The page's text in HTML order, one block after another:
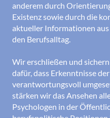
anderem durch
Existenz sowie durch die
aktueller Informationen
den Berufsalltag.
Wir erschließen und
dafür, dass Erkenntnisse
verantwortungsvoll
stärken wir das Ansehen
Psychologen in der